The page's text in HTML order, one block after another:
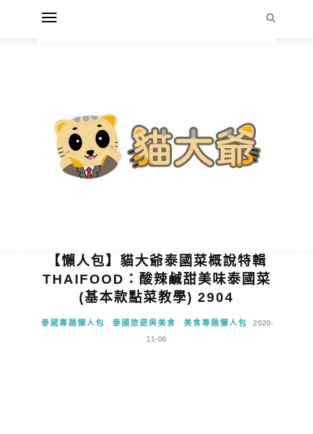
【懶人包】貓大爺泰國菜概說特輯
THAIFOOD：酸辣鹹甜美味泰國菜
(基本款點菜教學) 2904
泰國專題懶人包 泰國旅遊與美食 美食專題懶人包
2020-
11-06